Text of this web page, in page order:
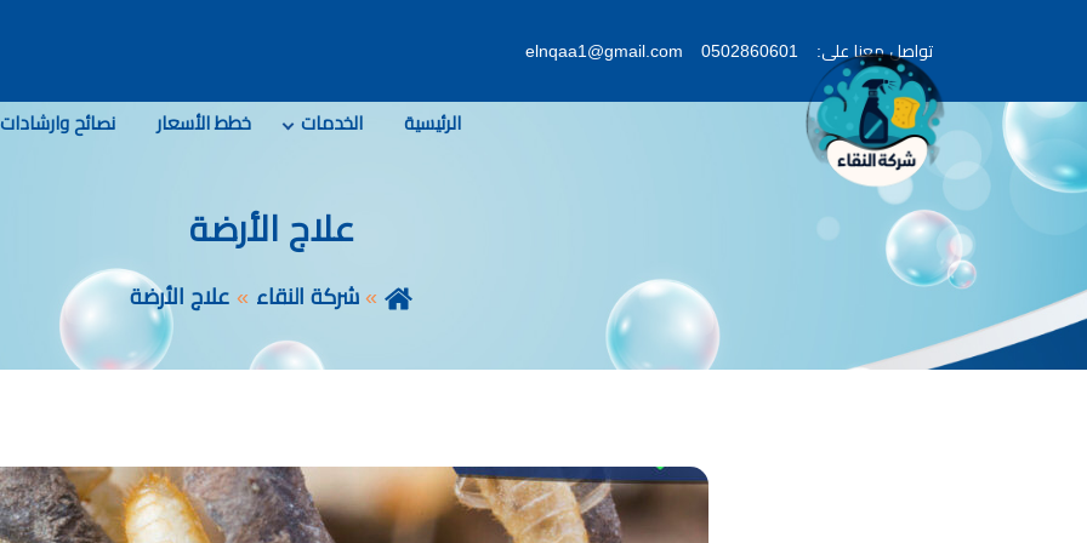
تواصل معنا على: 0502860601
elnqaa1@gmail.com
الرئيسية الخدمات خطط الأسعار نصائح وارشادات
علاج الأرضة
شركة النقاء علاج الأرضة